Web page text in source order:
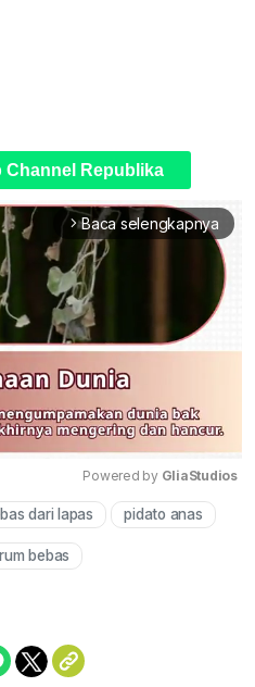
Channel Republika
arrow_forward_ios Baca selengkapnya
Mute
Powered by GliaStudios
dari lapas pidato anas
bebas